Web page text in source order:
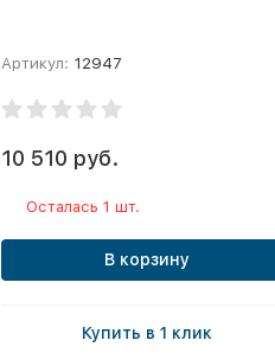
Артикул: 12947
10 510 руб.
Осталась 1 шт.
В корзину
Купить в 1 клик